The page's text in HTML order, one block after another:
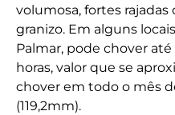
volumosa, fortes
granizo. Em alguns
Palmar, pode chover
horas, valor que se
chover em todo o mês
(119,2mm).